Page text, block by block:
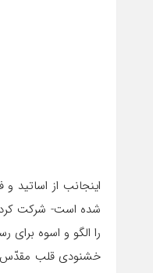
اینجانب از
شده است- شرکت
را الگو و اسوه
خشنودی قلب مقدّس